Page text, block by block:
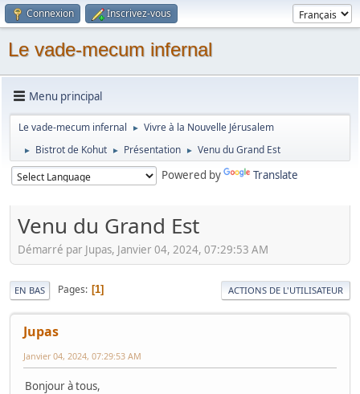
Connexion Inscrivez-vous
Le vade-mecum infernal
Menu principal
Le vade-mecum infernal ► Vivre à la Nouvelle Jérusalem
► Bistrot de Kohut ► Présentation ► Venu du Grand Est
Powered by Translate
Venu du Grand Est
Démarré par Jupas, Janvier 04, 2024, 07:29:53 AM
EN BAS Pages 1 ACTIONS DE L'UTILISATEUR
Jupas
Janvier 04, 2024, 07:29:53 AM
Bonjour à tous,